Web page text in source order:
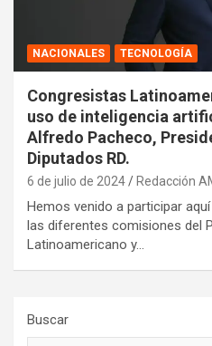
NACIONALES TECNOLOGÍA
Congresistas
uso de inteligencia
Alfredo Pacheco,
Diputados RD.
6 de julio de 2024 Redacción
Hemos venido a participar
las diferentes comisiones del
Latinoamericano y…
Buscar